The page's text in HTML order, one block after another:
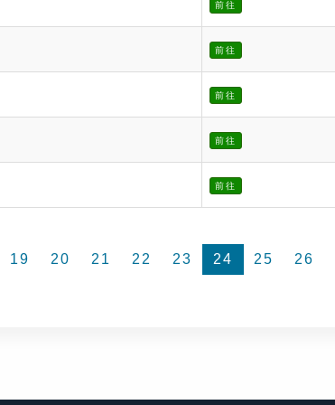
前往
前往
前往
前往
前往
19 20 21 22 23 24 25 26